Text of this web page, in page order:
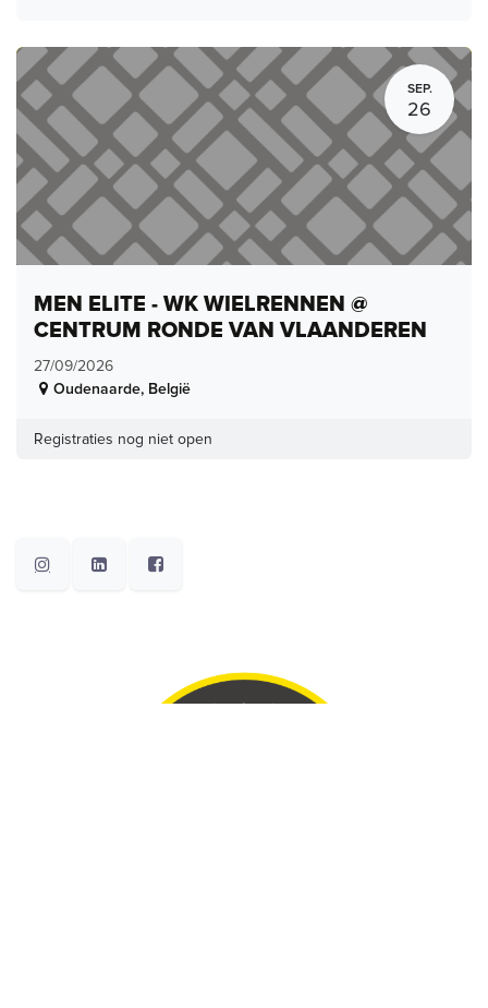
SEP.
26
MEN ELITE - WK WIELRENNEN @
CENTRUM RONDE VAN VLAANDEREN
27/09/2026
Oudenaarde, België
Registraties nog niet open